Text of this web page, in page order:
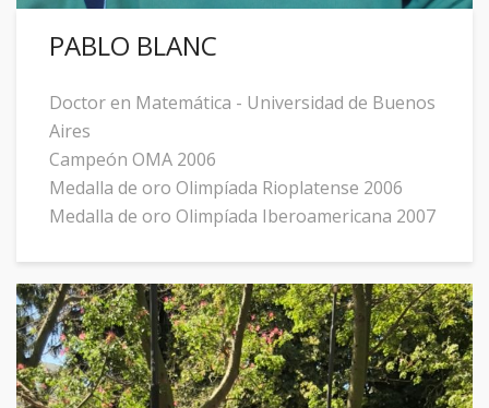
PABLO BLANC
Doctor en Matemática - Universidad de Buenos
Aires
Campeón OMA 2006
Medalla de oro Olimpíada Rioplatense 2006
Medalla de oro Olimpíada Iberoamericana 2007